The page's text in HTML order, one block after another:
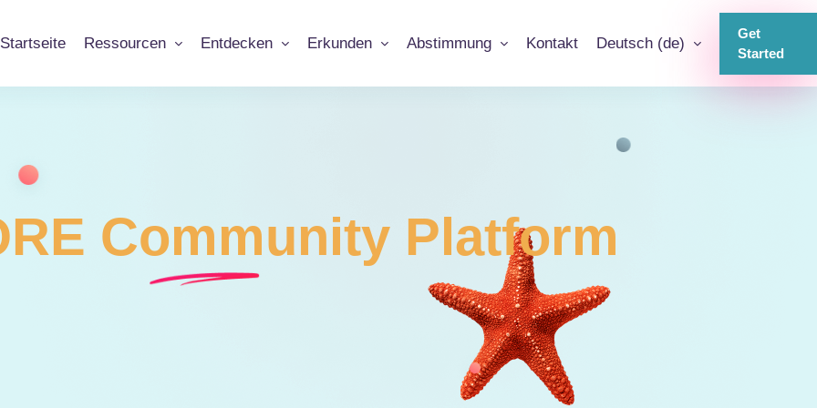
Startseite Ressourcen Entdecken Erkunden Abstimmung Kontakt Deutsch ‎(de)‎
Get
Started
Community Platform